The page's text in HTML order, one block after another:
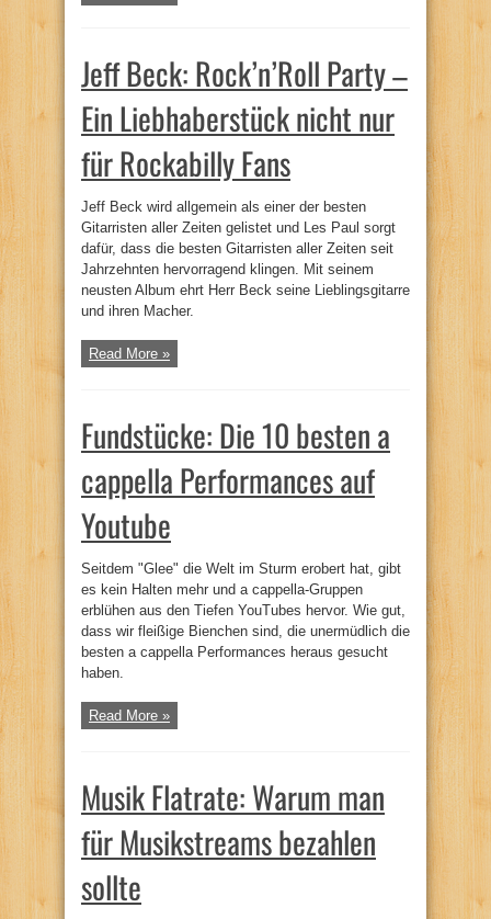
Jeff Beck: Rock’n’Roll Party –
Ein Liebhaberstück nicht nur
für Rockabilly Fans
Jeff Beck wird allgemein als einer der besten
Gitarristen aller Zeiten gelistet und Les Paul sorgt
dafür, dass die besten Gitarristen aller Zeiten seit
Jahrzehnten hervorragend klingen. Mit seinem
neusten Album ehrt Herr Beck seine Lieblingsgitarre
und ihren Macher.
Read More »
Fundstücke: Die 10 besten a
cappella Performances auf
Youtube
Seitdem "Glee" die Welt im Sturm erobert hat, gibt
es kein Halten mehr und a cappella-Gruppen
erblühen aus den Tiefen YouTubes hervor. Wie gut,
dass wir fleißige Bienchen sind, die unermüdlich die
besten a cappella Performances heraus gesucht
haben.
Read More »
Musik Flatrate: Warum man
für Musikstreams bezahlen
sollte